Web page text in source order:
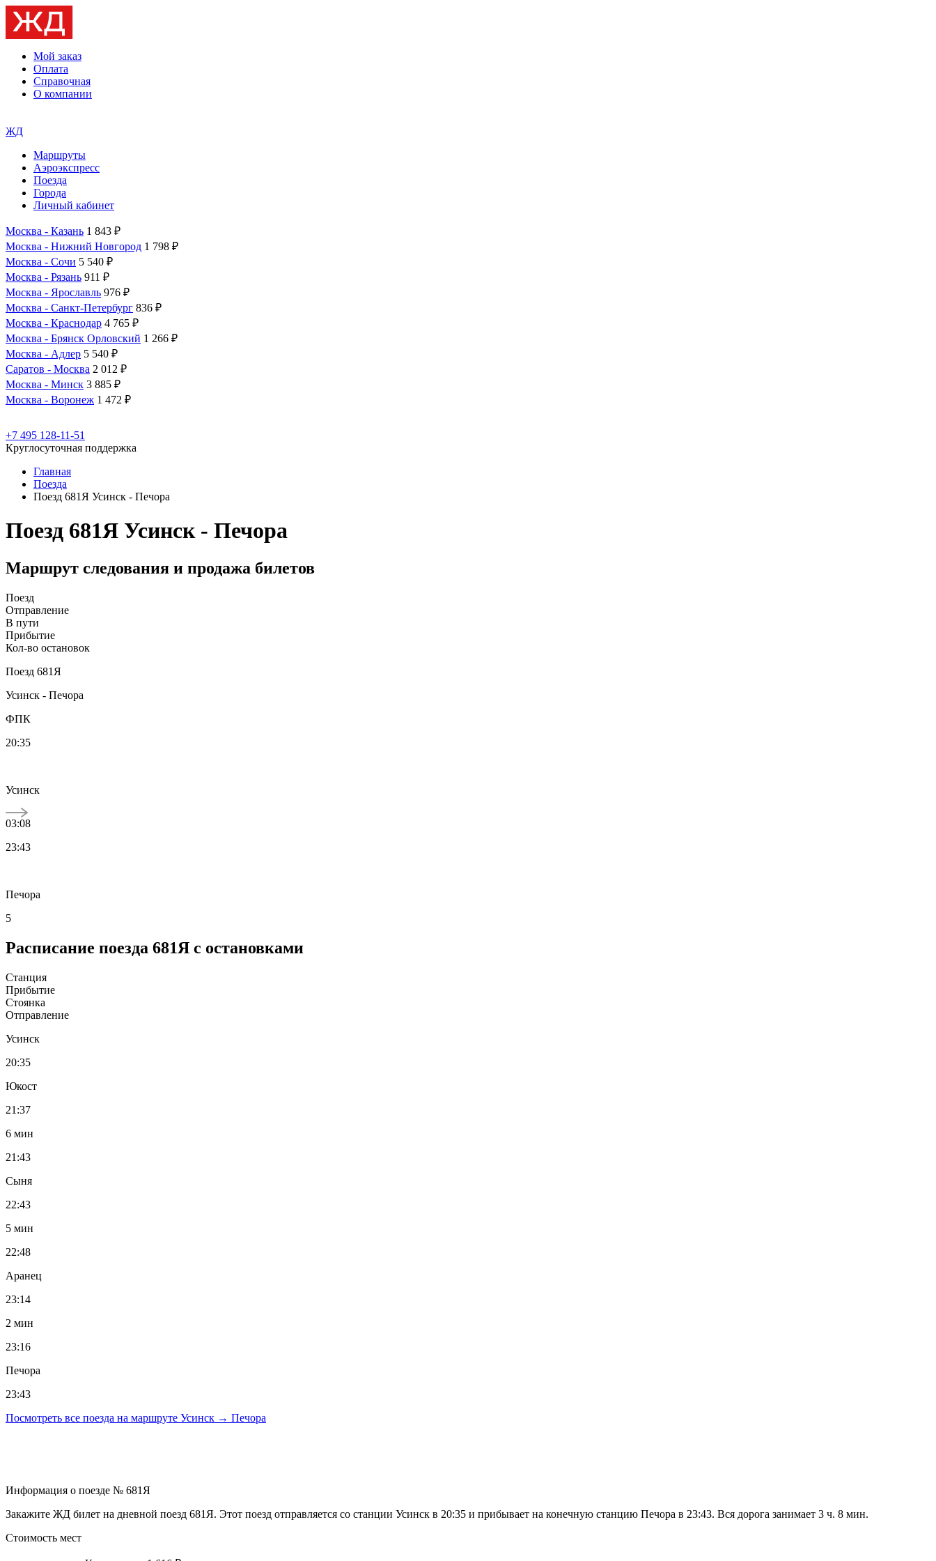
Мой заказ
Оплата
Справочная
О компании
ЖД
Маршруты
Аэроэкспресс
Поезда
Города
Личный кабинет
Москва - Казань 1 843 ₽
Москва - Нижний Новгород 1 798 ₽
Москва - Сочи 5 540 ₽
Москва - Рязань 911 ₽
Москва - Ярославль 976 ₽
Москва - Санкт-Петербург 836 ₽
Москва - Краснодар 4 765 ₽
Москва - Брянск Орловский 1 266 ₽
Москва - Адлер 5 540 ₽
Саратов - Москва 2 012 ₽
Москва - Минск 3 885 ₽
Москва - Воронеж 1 472 ₽
+7 495 128-11-51
Круглосуточная поддержка
Главная
Поезда
Поезд 681Я Усинск - Печора
Поезд 681Я Усинск - Печора
Маршрут следования и продажа билетов
Поезд
Отправление
В пути
Прибытие
Кол-во остановок
Поезд 681Я
Усинск - Печора
ФПК
20:35
Усинск
03:08
23:43
Печора
5
Расписание поезда 681Я с остановками
Станция
Прибытие
Стоянка
Отправление
Усинск
20:35
Юкост
21:37
6 мин
21:43
Сыня
22:43
5 мин
22:48
Аранец
23:14
2 мин
23:16
Печора
23:43
Посмотреть все поезда на маршруте Усинск → Печора
Информация о поезде № 681Я
Закажите ЖД билет на дневной поезд 681Я. Этот поезд отправляется со станции Усинск в 20:35 и прибывает на конечную станцию Печора в 23:43. Вся дорога занимает 3 ч. 8 мин.
Стоимость мест